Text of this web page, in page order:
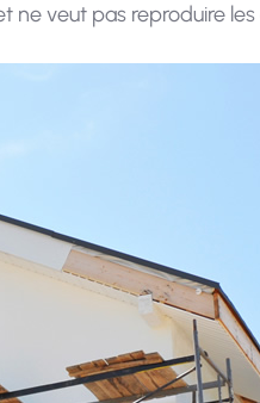
veut pas reproduire